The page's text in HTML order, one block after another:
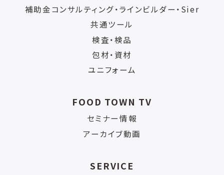
補助金コンサルティング・ラインビルダー・Sier
共通ツール
検査・検品
包材・資材
ユニフォーム
FOOD TOWN TV
セミナー情報
アーカイブ動画
SERVICE